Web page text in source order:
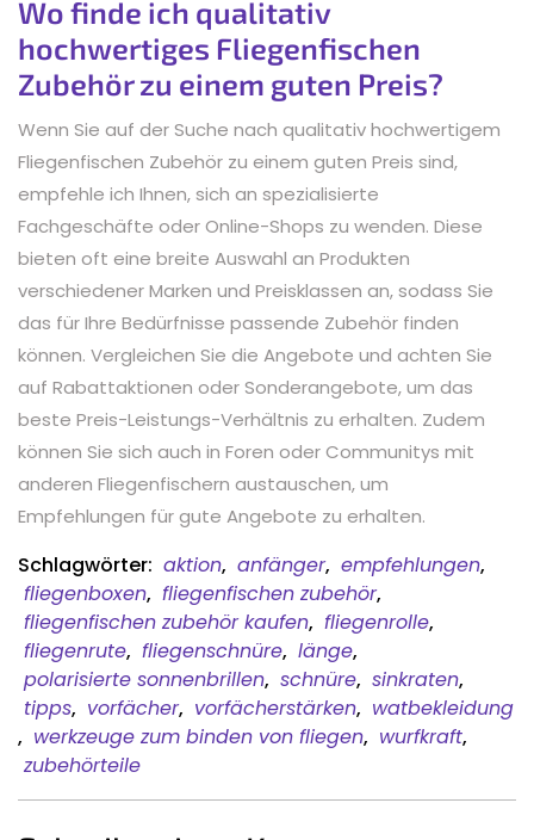
Wo finde ich qualitativ
hochwertiges Fliegenfischen
Zubehör zu einem guten Preis?
Wenn Sie auf der Suche nach qualitativ hochwertigem
Fliegenfischen Zubehör zu einem guten Preis sind,
empfehle ich Ihnen, sich an spezialisierte
Fachgeschäfte oder Online-Shops zu wenden. Diese
bieten oft eine breite Auswahl an Produkten
verschiedener Marken und Preisklassen an, sodass Sie
das für Ihre Bedürfnisse passende Zubehör finden
können. Vergleichen Sie die Angebote und achten Sie
auf Rabattaktionen oder Sonderangebote, um das
beste Preis-Leistungs-Verhältnis zu erhalten. Zudem
können Sie sich auch in Foren oder Communitys mit
anderen Fliegenfischern austauschen, um
Empfehlungen für gute Angebote zu erhalten.
Schlagwörter: aktion, anfänger, empfehlungen,
fliegenboxen, fliegenfischen zubehör,
fliegenfischen zubehör kaufen, fliegenrolle,
fliegenrute, fliegenschnüre, länge,
polarisierte sonnenbrillen, schnüre, sinkraten,
tipps, vorfächer, vorfächerstärken, watbekleidung
, werkzeuge zum binden von fliegen, wurfkraft,
zubehörteile